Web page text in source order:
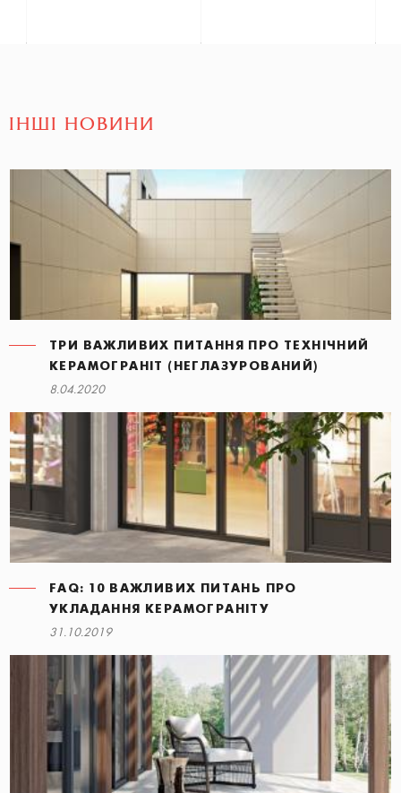
ІНШІ НОВИНИ
ТРИ ВАЖЛИВИХ ПИТАННЯ ПРО ТЕХНІЧНИЙ
КЕРАМОГРАНІТ (НЕГЛАЗУРОВАНИЙ)
8.04.2020
FAQ: 10 ВАЖЛИВИХ ПИТАНЬ ПРО
УКЛАДАННЯ КЕРАМОГРАНІТУ
31.10.2019